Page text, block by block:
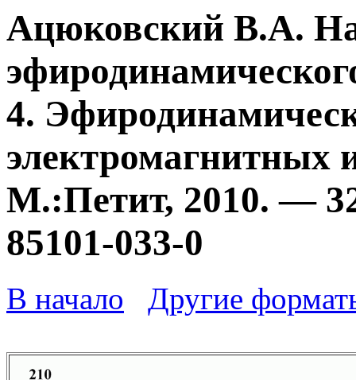
Ацюковский В.А.
4.
электромагнитных
М.:Петит, 2010. —
85101-033-0
В начало Другие